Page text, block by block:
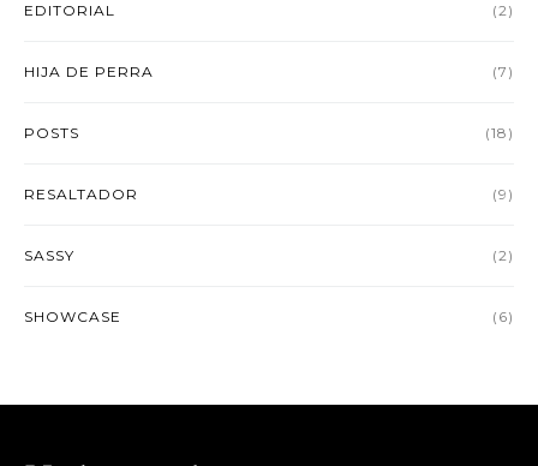
EDITORIAL (2)
HIJA DE PERRA (7)
POSTS (18)
RESALTADOR (9)
SASSY (2)
SHOWCASE (6)